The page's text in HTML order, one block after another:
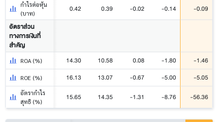
กำไรต่อหุ้น
(บาท)
0.42 0.39 -0.02 -0.14
-0.09
อัตราส่วน
ทางการเงินที่
สำคัญ
ROA (%) 14.30 10.58 0.08 -1.80 -1.46
ROE (%) 16.13 13.07 -0.67 -5.00 -5.05
อัตรากำไร
สุทธิ (%)
15.65 14.35 -1.31 -8.76 -56.36